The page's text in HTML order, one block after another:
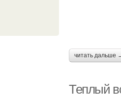
читать дальше
Теплый